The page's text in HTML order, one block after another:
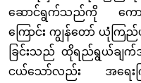
ဆောင်ရွက်သည်ကို ကော
ကြောင်း ကျွန်တော် ယုံက
ခြင်းသည် ထိုရည်ရွယ်ချက်
ငယ်သော်လည်း အရေး